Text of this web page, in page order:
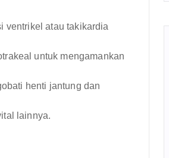
ventrikel atau takikardia
untuk mengamankan
henti jantung dan
lainnya.